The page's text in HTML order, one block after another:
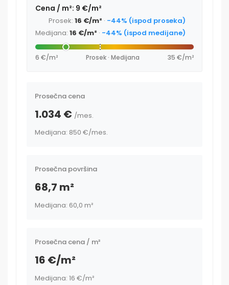
Cena / m²: 9 €/m²
Prosek: 16 €/m² · -44% (ispod proseka)
Medijana: 16 €/m² · -44% (ispod medijane)
6 €/m² Prosek · Medijana 35 €/m²
Prosečna cena
1.034 € /mes.
Medijana: 850 €/mes.
Prosečna površina
68,7 m²
Medijana: 60,0 m²
Prosečna cena / m²
16 €/m²
Medijana: 16 €/m²